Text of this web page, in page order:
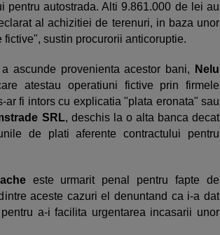
pentru autostrada. Alti 9.861.000 de lei au
al achizitiei de terenuri, in baza unor
sustin procurorii anticoruptie.
ascunde provenienta acestor bani,
Nelu
atestau operatiuni fictive prin firmele
fi intors cu explicatia "plata eronata" sau
SRL, deschis la o alta banca decat
de plati aferente contractului pentru
este urmarit penal pentru fapte de
aceste cazuri el denuntand ca i-a dat
pentru a-i facilita urgentarea incasarii unor